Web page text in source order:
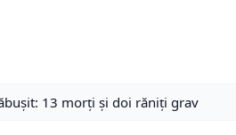
13 morţi şi doi răniţi grav